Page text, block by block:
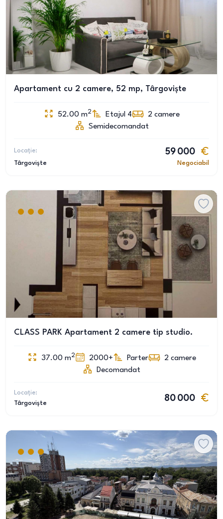
Apartament cu 2 camere, 52 mp, Târgoviște
52.00 m2 Etajul 4 2 camere
Semidecomandat
Locație:
Târgoviște
59 000
Negociabil
CLASS PARK Apartament 2 camere tip studio.
37.00 m2 2000+ Parter 2 camere
Decomandat
Locație:
Târgoviște
80 000